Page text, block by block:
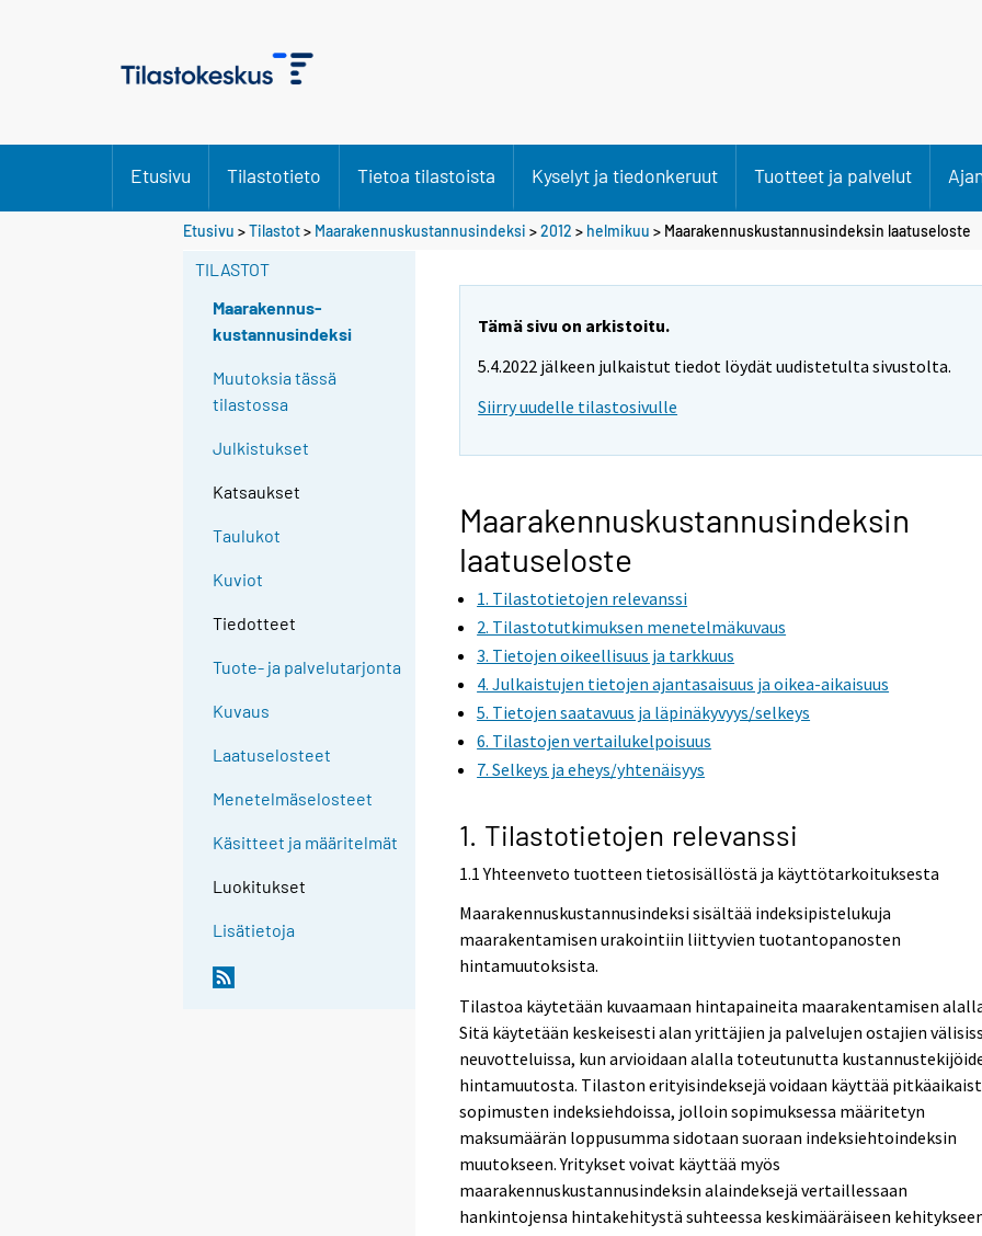
Etusivu Tilastotieto Tietoa tilastoista Kyselyt ja tiedonkeruut Tuotteet ja palvelut
Etusivu >Tilastot> Maarakennuskustannusindeksi >2012 > helmikuu > Maarakennuskustannusindeksin laatuseloste
TILASTOT
Maarakennus-
kustannusindeksi
Muutoksia tässä
tilastossa
Julkistukset
Katsaukset
Taulukot
Kuviot
Tiedotteet
Tuote- ja palvelutarjonta
Kuvaus
Laatuselosteet
Menetelmäselosteet
Käsitteet ja määritelmät
Luokitukset
Lisätietoja
Tämä sivu on arkistoitu.
5.4.2022 jälkeen julkaistut tiedot löydät uudistetulta sivustolta.
Siirry uudelle tilastosivulle
Maarakennuskustannusindeksin
laatuseloste
1. Tilastotietojen relevanssi
2. Tilastotutkimuksen menetelmäkuvaus
3. Tietojen oikeellisuus ja tarkkuus
4. Julkaistujen tietojen ajantasaisuus ja oikea-aikaisuus
5. Tietojen saatavuus ja läpinäkyvyys/selkeys
6. Tilastojen vertailukelpoisuus
7. Selkeys ja eheys/yhtenäisyys
1. Tilastotietojen relevanssi
1.1 Yhteenveto tuotteen tietosisällöstä ja käyttötarkoituksesta
Maarakennuskustannusindeksi sisältää indeksipistelukuja
maarakentamisen urakointiin liittyvien tuotantopanosten
hintamuutoksista.
Tilastoa käytetään kuvaamaan hintapaineita maarakentamisen
Sitä käytetään keskeisesti alan yrittäjien ja palvelujen ostajien
neuvotteluissa, kun arvioidaan alalla toteutunutta
hintamuutosta. Tilaston erityisindeksejä voidaan käyttää
sopimusten indeksiehdoissa, jolloin sopimuksessa määritetyn
maksumäärän loppusumma sidotaan suoraan indeksiehtoindeksin
muutokseen. Yritykset voivat käyttää myös
maarakennuskustannusindeksin alaindeksejä vertaillessaan
hankintojensa hintakehitystä suhteessa keskimääräiseen